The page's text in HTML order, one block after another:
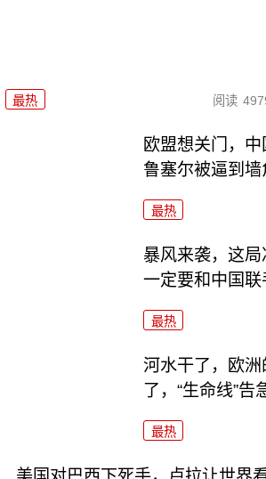
最热 阅读
欧盟想关门，
鲁塞尔被逼到墙
最热
暴风来袭，这
一定要和中国联
最热
河水干了，欧
了，“生命线”告
最热